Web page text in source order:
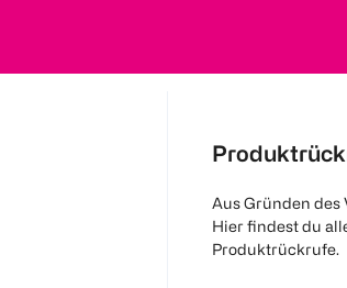
Aus Gründen des
Hier findest du
Produktrückrufe.